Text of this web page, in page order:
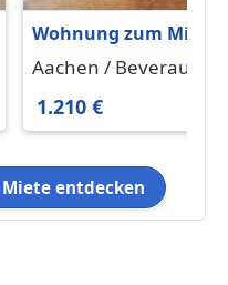
Wohnung zum Mieten
in Aachen Beverau
Aachen / Beverau
52066
1.210 €
entdecken